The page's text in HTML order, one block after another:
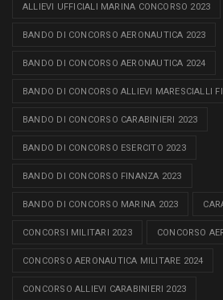
ALLIEVI UFFICIALI MARINA CONCORSO 2023
BANDO DI CONCORSO AERONAUTICA 2023
BANDO DI CONCORSO AERONAUTICA 2024
BANDO DI CONCORSO ALLIEVI MARESCIALLI
BANDO DI CONCORSO CARABINIERI 2023
BANDO DI CONCORSO ESERCITO 2023
BANDO DI CONCORSO FINANZA 2023
BANDO DI CONCORSO MARINA 2023
CONCORSI MILITARI 2023 CONCORSO
CONCORSO AERONAUTICA MILITARE 2024
CONCORSO ALLIEVI CARABINIERI 2023